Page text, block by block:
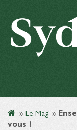
» Le Mag' »
vous !